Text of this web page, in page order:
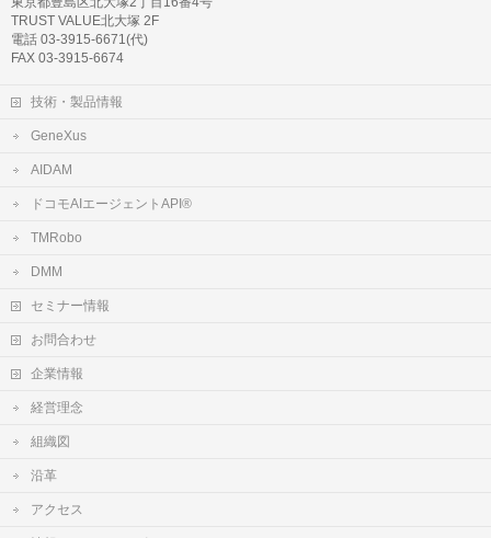
TRUST VALUE北大塚 2F
電話 03-3915-6671(代)
FAX 03-3915-6674
技術・製品情報
GeneXus
AIDAM
ドコモAIエージェントAPI®
TMRobo
DMM
セミナー情報
お問合わせ
企業情報
経営理念
組織図
沿革
アクセス